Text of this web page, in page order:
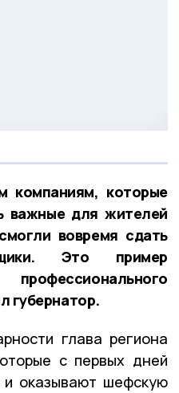
компаниям, которые
важные для жителей
вовремя сдать
Это пример
губернатор.
глава региона
с первых дней
оказывают шефскую